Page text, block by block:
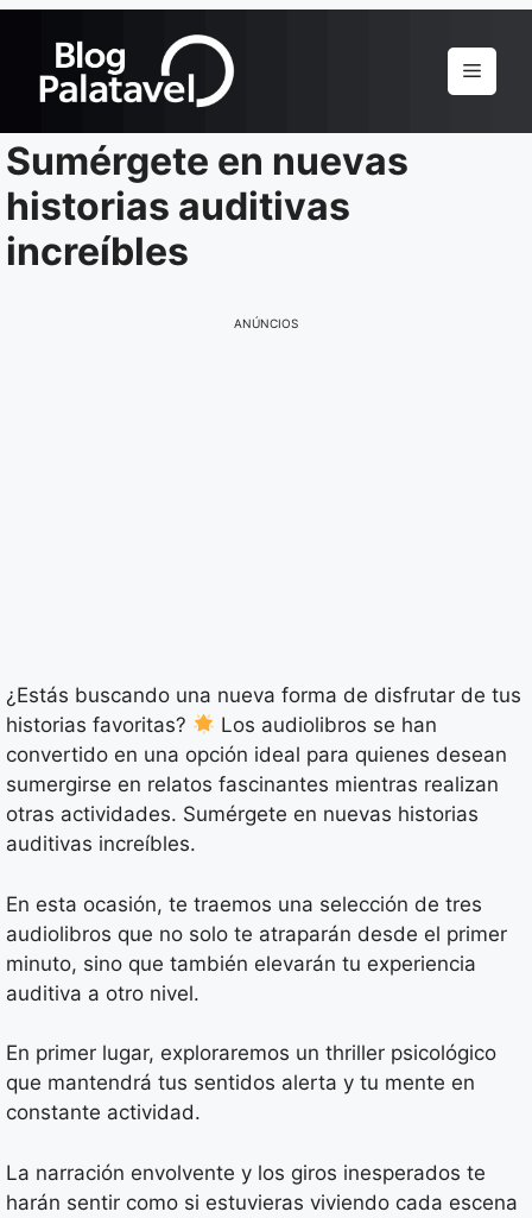
Menu
Sumérgete en nuevas
historias auditivas
increíbles
ANÚNCIOS
¿Estás buscando una nueva forma de disfrutar de tus
historias favoritas?
Los audiolibros se han
convertido en una opción ideal para quienes desean
sumergirse en relatos fascinantes mientras realizan
otras actividades. Sumérgete en nuevas historias
auditivas increíbles.
En esta ocasión, te traemos una selección de tres
audiolibros que no solo te atraparán desde el primer
minuto, sino que también elevarán tu experiencia
auditiva a otro nivel.
En primer lugar, exploraremos un thriller psicológico
que mantendrá tus sentidos alerta y tu mente en
constante actividad.
La narración envolvente y los giros inesperados te
harán sentir como si estuvieras viviendo cada escena